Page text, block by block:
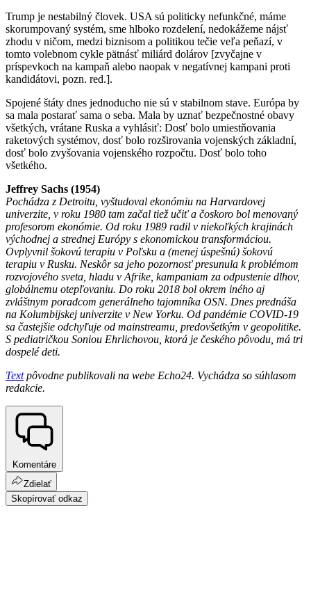
Trump je nestabilný človek. USA sú politicky nefunkčné, máme
skorumpovaný systém, sme hlboko rozdelení, nedokážeme nájsť
zhodu v ničom, medzi biznisom a politikou tečie veľa peňazí, v
tomto volebnom cykle pätnásť miliárd dolárov [zvyčajne v
príspevkoch na kampaň alebo naopak v negatívnej kampani proti
kandidátovi, pozn. red.].
Spojené štáty dnes jednoducho nie sú v stabilnom stave. Európa by
sa mala postarať sama o seba. Mala by uznať bezpečnostné obavy
všetkých, vrátane Ruska a vyhlásiť: Dosť bolo umiestňovania
raketových systémov, dosť bolo rozširovania vojenských základní,
dosť bolo zvyšovania vojenského rozpočtu. Dosť bolo toho
všetkého.
Jeffrey Sachs (1954)
Pochádza z Detroitu, vyštudoval ekonómiu na Harvardovej
univerzite, v roku 1980 tam začal tiež učiť a čoskoro bol menovaný
profesorom ekonómie. Od roku 1989 radil v niekoľkých krajinách
východnej a strednej Európy s ekonomickou transformáciou.
Ovplyvnil šokovú terapiu v Poľsku a (menej úspešnú) šokovú
terapiu v Rusku. Neskôr sa jeho pozornosť presunula k problémom
rozvojového sveta, hladu v Afrike, kampaniam za odpustenie dlhov,
globálnemu otepľovaniu. Do roku 2018 bol okrem iného aj
zvláštnym poradcom generálneho tajomníka OSN. Dnes prednáša
na Kolumbijskej univerzite v New Yorku. Od pandémie COVID-19
sa častejšie odchyľuje od mainstreamu, predovšetkým v geopolitike.
S pediatričkou Soniou Ehrlichovou, ktorá je českého pôvodu, má tri
dospelé deti.
Textpôvodne publikovali na webe Echo24. Vychádza so súhlasom
redakcie.
Komentáre
Zdielať
Skopírovať odkaz